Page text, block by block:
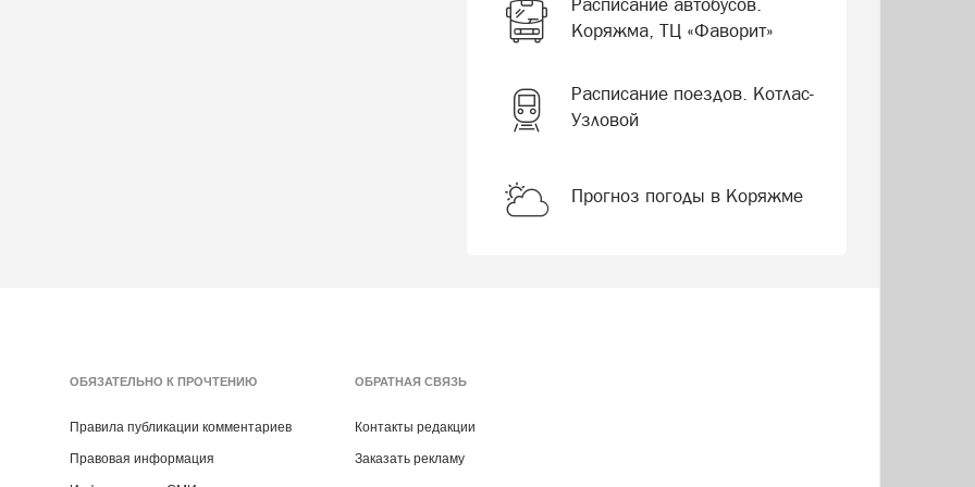
Коряжма, ТЦ «Фаворит»
Расписание поездов. Котлас-
Узловой
Прогноз погоды в Коряжме
ОБЯЗАТЕЛЬНО К ПРОЧТЕНИЮ
Правила публикации комментариев
Правовая информация
ОБРАТНАЯ СВЯЗЬ
Контакты редакции
Заказать рекламу